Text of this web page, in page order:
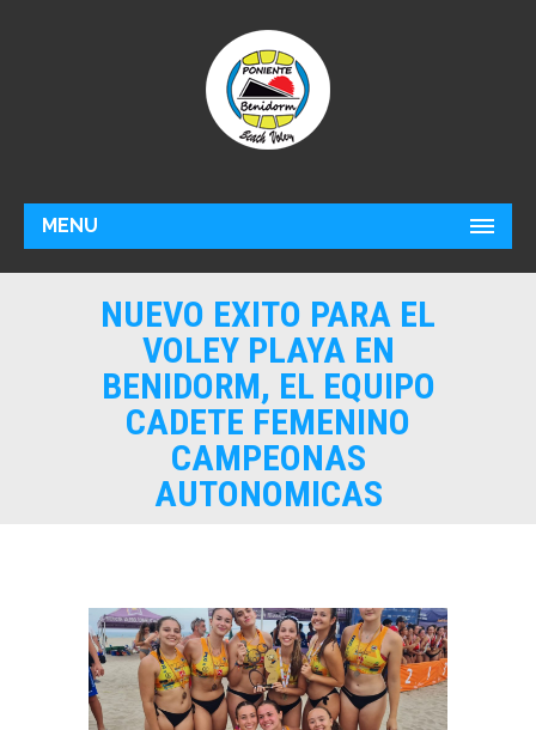
MENU
NUEVO EXITO PARA EL
VOLEY PLAYA EN
BENIDORM, EL EQUIPO
CADETE FEMENINO
CAMPEONAS
AUTONOMICAS